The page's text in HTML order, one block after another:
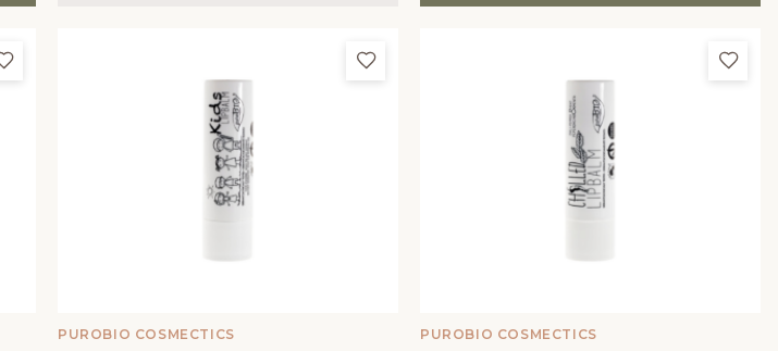
Добави в любими Добави в любими
PUROBIO COSMECTICS PUROBIO COSMECTICS